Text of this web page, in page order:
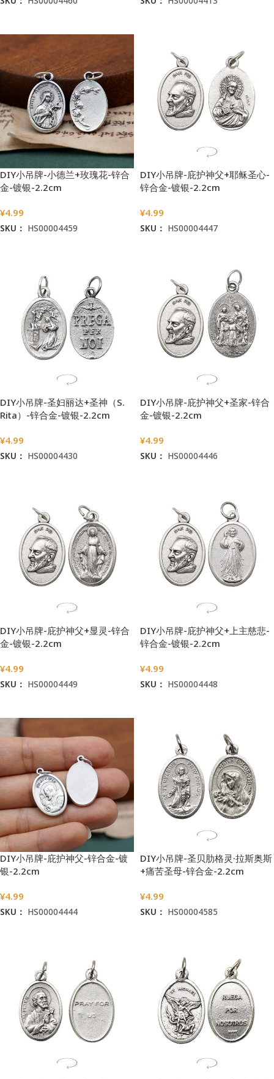
DIY小吊牌-小德兰+玫瑰花-锌合
金-镀银-2.2cm
¥4.99
SKU： HS00004459
DIY小吊牌-庇护神父+耶稣圣心-
锌合金-镀银-2.2cm
¥4.99
SKU： HS00004447
DIY小吊牌-圣妇丽达+圣神（S.
Rita）-锌合金-镀银-2.2cm
¥4.99
SKU： HS00004430
DIY小吊牌-庇护神父+圣家-锌合
金-镀银-2.2cm
¥4.99
SKU： HS00004446
DIY小吊牌-庇护神父+显灵-锌合
金-镀银-2.2cm
¥4.99
SKU： HS00004449
DIY小吊牌-庇护神父+上主慈悲-
锌合金-镀银-2.2cm
¥4.99
SKU： HS00004448
DIY小吊牌-庇护神父-锌合金-镀
银-2.2cm
¥4.99
SKU： HS00004444
DIY小吊牌-圣贝肋格灵·拉斯奥斯
+痛苦圣母-锌合金-2.2cm
¥4.99
SKU： HS00004585